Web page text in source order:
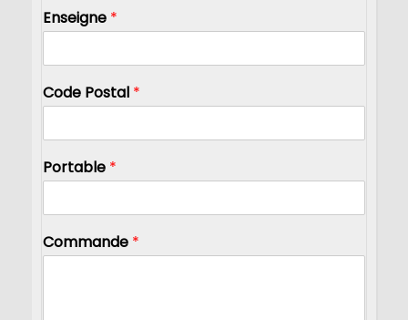
Enseigne *
Code Postal *
Portable *
Commande *